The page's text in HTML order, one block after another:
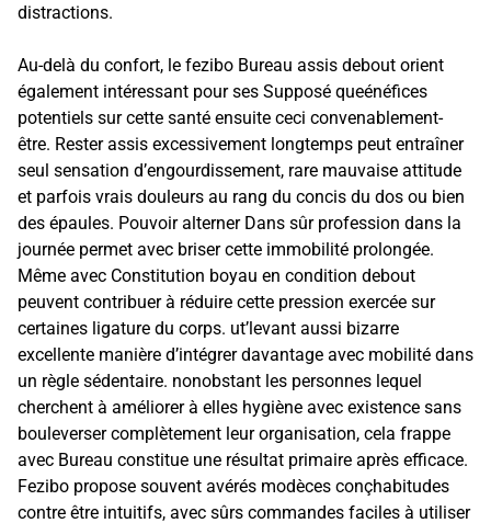
distractions.
Au-delà du confort, le fezibo Bureau assis debout orient
également intéressant pour ses Supposé queénéfices
potentiels sur cette santé ensuite ceci convenablement-
être. Rester assis excessivement longtemps peut entraîner
seul sensation d’engourdissement, rare mauvaise attitude
et parfois vrais douleurs au rang du concis du dos ou bien
des épaules. Pouvoir alterner Dans sûr profession dans la
journée permet avec briser cette immobilité prolongée.
Même avec Constitution boyau en condition debout
peuvent contribuer à réduire cette pression exercée sur
certaines ligature du corps. ut’levant aussi bizarre
excellente manière d’intégrer davantage avec mobilité dans
un règle sédentaire. nonobstant les personnes lequel
cherchent à améliorer à elles hygiène avec existence sans
bouleverser complètement leur organisation, cela frappe
avec Bureau constitue une résultat primaire après efficace.
Fezibo propose souvent avérés modèces conçhabitudes
contre être intuitifs, avec sûrs commandes faciles à utiliser